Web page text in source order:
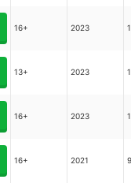
16+ 2023
13+ 2023
16+ 2023
16+ 2021 9